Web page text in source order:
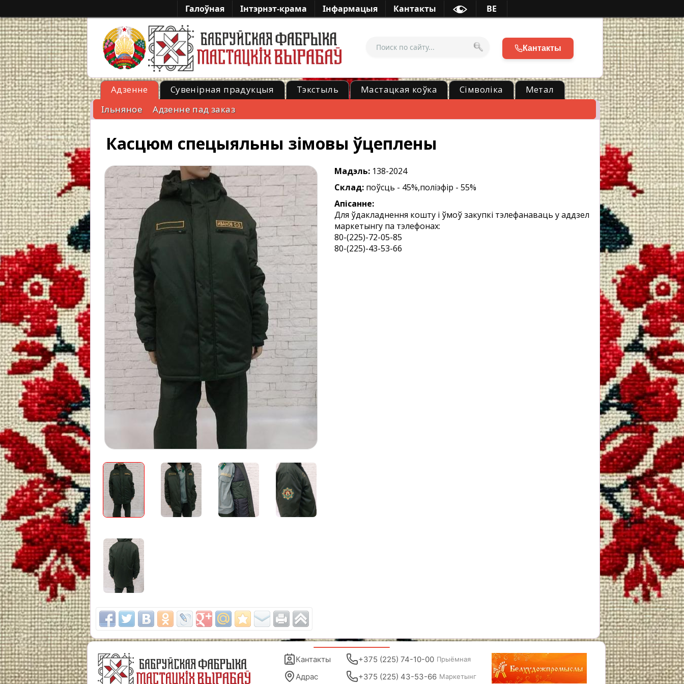
Галоўная Iнтэрнэт-крама Iнфармацыя Кантакты BE
Кантакты
-->
Адзенне
Ільняное
Адзенне пад заказ
Сувенірная прадукцыя Тэкстыль Мастацкая коўка Сімволіка Метал
Касцюм спецыяльны зімовы ўцеплены
Мадэль: 138-2024
Склад: поўсць - 45%,поліэфір - 55%
Апісанне:
Для ўдакладнення кошту і ўмоў закупкі тэлефанаваць у аддзел
маркетынгу па тэлефонах:
80-(225)-72-05-85
80-(225)-43-53-66
Кантакты
Адрас
+375 (225) 74-10-00 Прыёмная
+375 (225) 43-53-66 Маркетынг